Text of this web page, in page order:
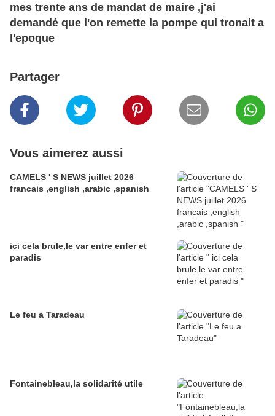
mes trente ans de mandat de maire ,j'ai
demandé que l'on remette la pompe qui tronait a
l'epoque
Partager
Vous aimerez aussi
CAMELS ' S NEWS juillet 2026
francais ,english ,arabic ,spanish
ici cela brule,le var entre enfer et
paradis
Le feu a Taradeau
Fontainebleau,la solidarité utile